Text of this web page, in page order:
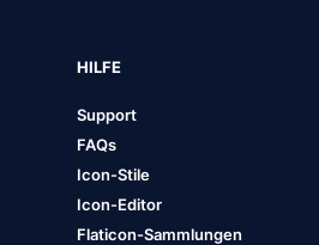
HILFE
Support
FAQs
Icon-Stile
Icon-Editor
Flaticon-Sammlungen